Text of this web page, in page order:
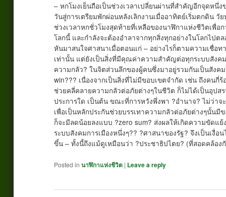
– หกโมงเย็นถือเป็นช่วงเวลาเปลี่ยนผ่านที่สำคัญอีกจุดหนึ่
วันสู่การเตรียมพักผ่อนหลังเลิกงานเมื่ออาทิตย์เริ่มตกดิน
ช่วงเวลาหกชั่วโมงสุดท้ายที่เหลือของนาฬิกาแห่งชีวิตเพื่
โลกนี้ และกำลังจะต้องอำลาจากทุกสิ่งทุกอย่างในโลกไป
หันมาสนใจศาสนาเมื่อตอนแก่ – อย่างไรก็ตามความเชื่
เท่านั้น แต่ยังเป็นสิ่งที่มีคุณค่าความสำคัญต่อทุกระบบสังค
ความกลัว? ในจิตส่วนลึกของผู้คนซึ่งมาอยู่รวมกันเป็นสัง
win??? เนื่องจากเป็นสิ่งที่ไม่มีขอบเขตจำกัด เช่น ถึงคนกี่
ช่วยคลี่คลายความกลัวต่อภัยต่างๆในชีวิต ก็ไม่ได้เป็นอุปส
ประการใด เป็นต้น ขณะที่การหวังพึ่งพา ?อำนาจ? ไม่ว่าจ
เพื่อเป็นหลักประกันช่วยบรรเทาความกลัวต่อภัยต่างๆนั้น
ก็จะมีลดน้อยลงแบบ ?zero sum? ส่งผลให้เกิดความขัดแ
ระบบสังคมการเมืองหนึ่งๆ?? ?ศาสนาของรัฐ? จึงเป็นเงื่
ขึ้น – ทั้งนี้ถึงแม้ดูเหมือนว่า ?ประชาธิปไตย? (ที่สอดคล้อ
Posted in นาฬิกาแห่งชีวิต | Leave a reply